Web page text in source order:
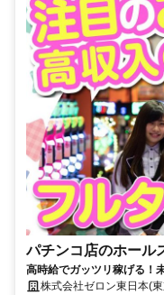
パチンコ店のホール
高時給でガッツリ稼げる！
株式会社ゼロン東日本(